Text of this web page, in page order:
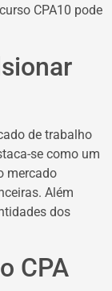
CPA10 pode
de trabalho
se como um
mercado
Além
dos
CPA